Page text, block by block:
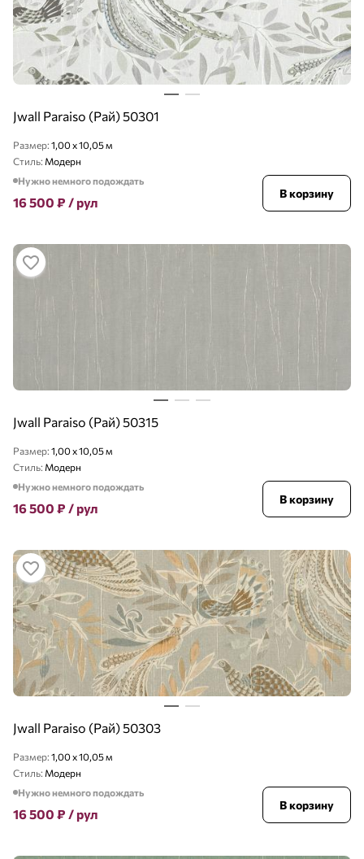
Jwall Paraiso (Рай) 50301
Размер: 1,00 x 10,05 м
Стиль: Модерн
Нужно немного подождать
16 500 ₽ / рул
В корзину
Jwall Paraiso (Рай) 50315
Размер: 1,00 x 10,05 м
Стиль: Модерн
Нужно немного подождать
16 500 ₽ / рул
В корзину
Jwall Paraiso (Рай) 50303
Размер: 1,00 x 10,05 м
Стиль: Модерн
Нужно немного подождать
16 500 ₽ / рул
В корзину